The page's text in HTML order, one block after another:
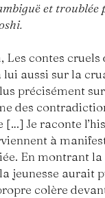
et troublée
Les contes cruels
lui aussi sur la
précisément
des
[…] Je raconte
à
En montrant
jeunesse aurait
colère